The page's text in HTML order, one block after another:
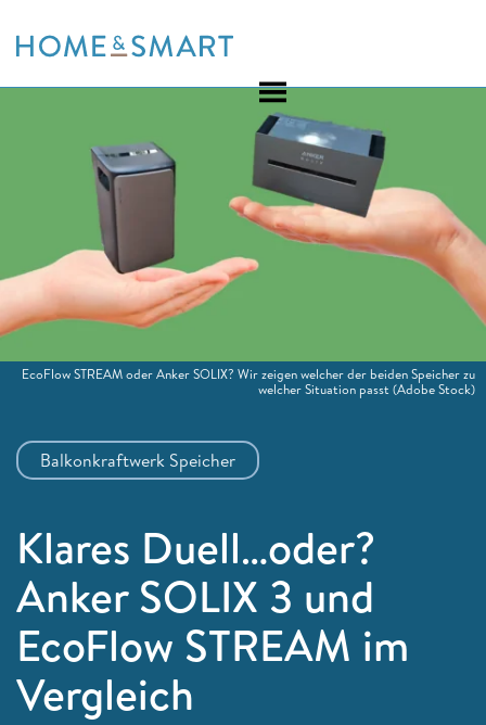
to
Balkonkraftwerk Speicher
Klares Duell…oder?
Anker SOLIX 3 und
EcoFlow STREAM im
Vergleich
EcoFlow STREAM oder Anker SOLIX? Wir zeigen welcher der beiden Speicher zu
welcher Situation passt (Adobe Stock)